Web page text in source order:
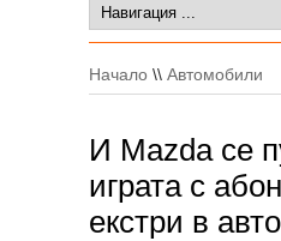
Начало \\ Автомобили
И Mazda се
играта с
екстри в